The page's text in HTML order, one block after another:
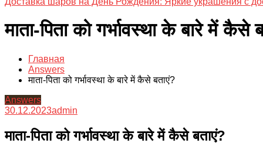
माता-पिता को गर्भावस्था के बारे में कैसे
Главная
Answers
माता-पिता को गर्भावस्था के बारे में कैसे बताएं?
Answers
30.12.2023admin
माता-पिता को गर्भावस्था के बारे में कैसे बताएं?